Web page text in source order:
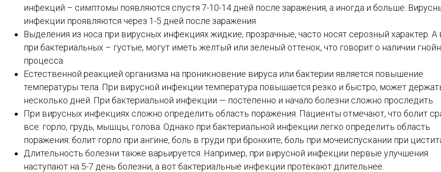
инфекций – симптомы появляются спустя 7-10-14 дней после заражения, а иногда и больше.
инфекции проявляются через 1-5 дней после заражения.
Выделения из носа при вирусных инфекциях жидкие, прозрачные, часто носят серозный характер. А
при бактериальных – густые, могут иметь желтый или зеленый оттенок, что говорит о наличии
процесса.
Естественной реакцией организма на проникновение вируса или бактерии является повышение
температуры тела. При вирусной инфекции температура повышается резко и быстро, может
несколько дней. При бактериальной инфекции — постепенно и начало болезни сложно проследить.
При вирусных инфекциях сложно определить область поражения. Пациенты отмечают, что болит
все: горло, грудь, мышцы, голова. Однако при бактериальной инфекции легко определить область
поражения: болит горло при ангине, боль в груди при бронхите, боль при мочеиспускании при
Длительность болезни также варьируется. Например, при вирусной инфекции первые улучшения
наступают на 5-7 день болезни, а вот бактериальные инфекции протекают длительнее.